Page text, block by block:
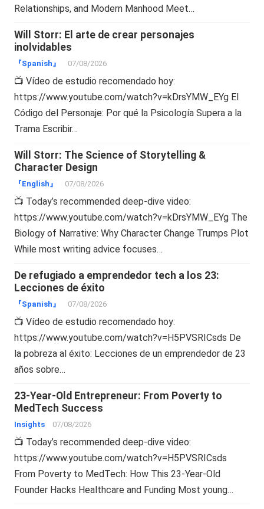
Relationships, and Modern Manhood Meet…
Will Storr: El arte de crear personajes
inolvidables
『Spanish』 07/08/2026
📺 Vídeo de estudio recomendado hoy:
https://www.youtube.com/watch?v=kDrsYMW_EYg El
Código del Personaje: Por qué la Psicología Supera a la
Trama Escribir…
Will Storr: The Science of Storytelling &
Character Design
『English』 07/08/2026
📺 Today’s recommended deep-dive video:
https://www.youtube.com/watch?v=kDrsYMW_EYg The
Biology of Narrative: Why Character Change Trumps Plot
While most writing advice focuses…
De refugiado a emprendedor tech a los 23:
Lecciones de éxito
『Spanish』 07/08/2026
📺 Vídeo de estudio recomendado hoy:
https://www.youtube.com/watch?v=H5PVSRICsds De
la pobreza al éxito: Lecciones de un emprendedor de 23
años sobre…
23-Year-Old Entrepreneur: From Poverty to
MedTech Success
Insights 07/08/2026
📺 Today’s recommended deep-dive video:
https://www.youtube.com/watch?v=H5PVSRICsds
From Poverty to MedTech: How This 23-Year-Old
Founder Hacks Healthcare and Funding Most young…